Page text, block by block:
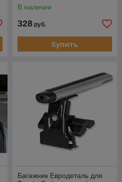
В наличии
328 руб.
Купить
Багажник Евродеталь для